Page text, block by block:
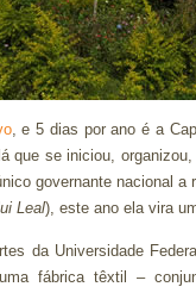
, e 5 dias por ano é a
que se iniciou,
governante nacional
Leal), este ano ela vira
da Universidade
fábrica têxtil –